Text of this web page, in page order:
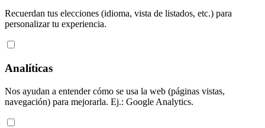
Recuerdan tus elecciones (idioma, vista de listados, etc.) para
personalizar tu experiencia.
Analíticas
Nos ayudan a entender cómo se usa la web (páginas vistas,
navegación) para mejorarla. Ej.: Google Analytics.